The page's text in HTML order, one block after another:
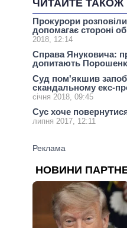
ЧИТАЙТЕ ТАКОЖ
Прокурори
допомагає стороні
2018, 12:14
Справа Януковича:
допитають
Суд пом'якшив
скандальному екс-
січня 2018, 09:45
Сус хоче
липня 2017, 12:11